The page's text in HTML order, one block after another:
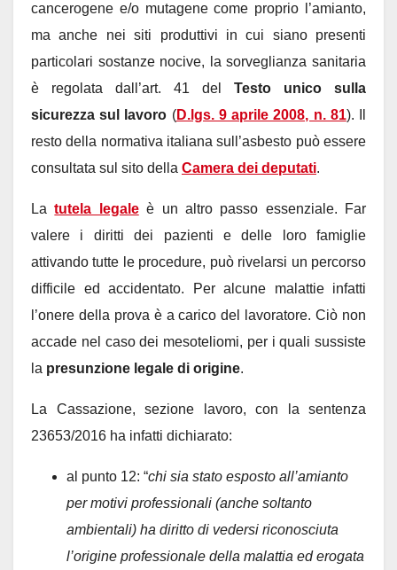
cancerogene e/o mutagene come proprio l’amianto,
ma anche nei siti produttivi in cui siano presenti
particolari sostanze nocive, la sorveglianza sanitaria
è regolata dall’art. 41 del Testo unico sulla
sicurezza sul lavoro (D.lgs. 9 aprile 2008, n. 81). Il
resto della normativa italiana sull’asbesto può essere
consultata sul sito della Camera dei deputati.
Latutela legaleè un altro passo essenziale. Far
valere i diritti dei pazienti e delle loro famiglie
attivando tutte le procedure, può rivelarsi un percorso
difficile ed accidentato. Per alcune malattie infatti
l’onere della prova è a carico del lavoratore. Ciò non
accade nel caso dei mesoteliomi, per i quali sussiste
la presunzione legale di origine.
La Cassazione, sezione lavoro, con la sentenza
23653/2016 ha infatti dichiarato:
al punto 12: “chi sia stato esposto all’amianto
per motivi professionali (anche soltanto
ambientali) ha diritto di vedersi riconosciuta
l’origine professionale della malattia ed erogata